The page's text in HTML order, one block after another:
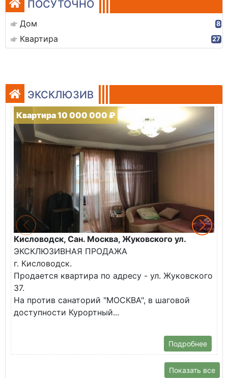
ПОСУТОЧНО
Дом 8
Квартира 27
ЭКСКЛЮЗИВ
Квартира 10 000 000 ₽
Кисловодск, Сан. Москва, Жуковского ул.
ЭКСКЛЮЗИВНАЯ ПРОДАЖА
г. Кисловодск.
Продается квартира по адресу - ул. Жуковского
37.
На против санаторий "МОСКВА", в шаговой
доступности Курортный...
Подробнее
Показать все